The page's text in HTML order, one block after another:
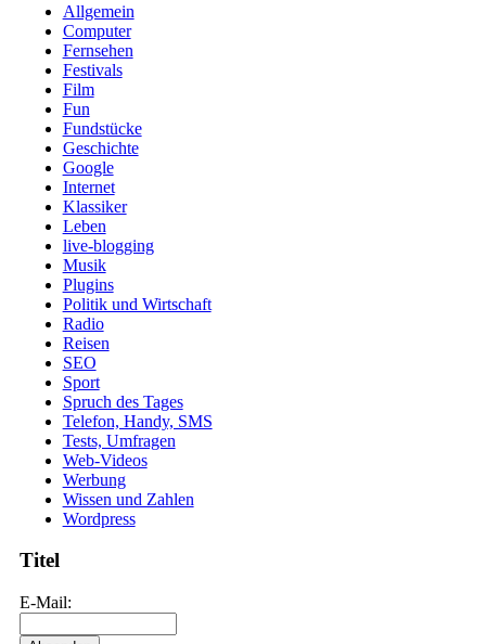
Allgemein
Computer
Fernsehen
Festivals
Film
Fun
Fundstücke
Geschichte
Google
Internet
Klassiker
Leben
live-blogging
Musik
Plugins
Politik und Wirtschaft
Radio
Reisen
SEO
Sport
Spruch des Tages
Telefon, Handy, SMS
Tests, Umfragen
Web-Videos
Werbung
Wissen und Zahlen
Wordpress
Titel
E-Mail: